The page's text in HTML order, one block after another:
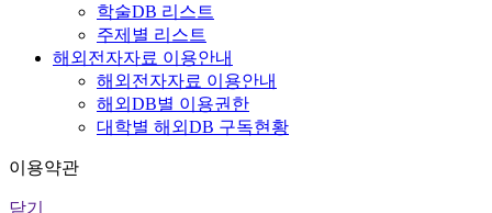
학술DB 리스트
주제별 리스트
해외전자자료 이용안내
해외전자자료 이용안내
해외DB별 이용권한
대학별 해외DB 구독현황
이용약관
닫기